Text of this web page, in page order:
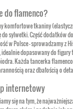
do flamenco?
komfortowe tkaniny
sylwetki. Część dodatków
w Polsce – sprowadzamy z
dopasowany do figury
Każda tancerka
oraz dbałością o
internetowy
się na tym, że